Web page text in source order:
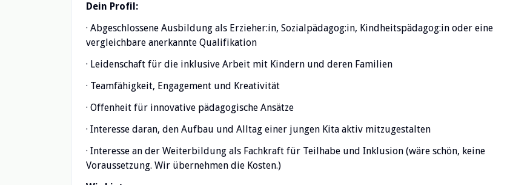
Dein Profil:
· Abgeschlossene Ausbildung als Erzieher:in, Sozialpädagog:in, Kindheitspädagog:in oder eine
vergleichbare anerkannte Qualifikation
· Leidenschaft für die inklusive Arbeit mit Kindern und deren Familien
· Teamfähigkeit, Engagement und Kreativität
· Offenheit für innovative pädagogische Ansätze
· Interesse daran, den Aufbau und Alltag einer jungen Kita aktiv mitzugestalten
· Interesse an der Weiterbildung als Fachkraft für Teilhabe und Inklusion (wäre schön, keine
Voraussetzung. Wir übernehmen die Kosten.)